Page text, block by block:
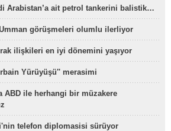
Arabistan’a ait petrol tankerini balistik…
görüşmeleri olumlu ilerliyor
ilişkileri en iyi dönemini yaşıyor
Yürüyüşü'' merasimi
ABD ile herhangi bir müzakere
telefon diplomasisi sürüyor